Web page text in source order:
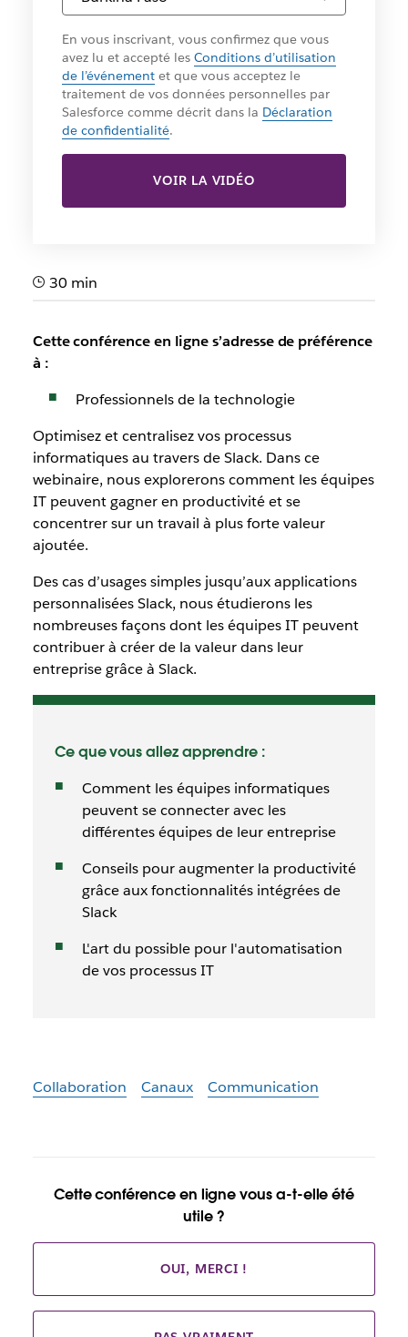
En vous inscrivant, vous confirmez que vous
avez lu et accepté les Conditions d’utilisation
de l’événementet que vous acceptez le
traitement de vos données personnelles par
Salesforce comme décrit dans la Déclaration
de confidentialité.
VOIR LA VIDÉO
30 min
Cette conférence en ligne s’adresse de préférence
à :
Professionnels de la technologie
Optimisez et centralisez vos processus
informatiques au travers de Slack. Dans ce
webinaire, nous explorerons comment les équipes
IT peuvent gagner en productivité et se
concentrer sur un travail à plus forte valeur
ajoutée.
Des cas d’usages simples jusqu’aux applications
personnalisées Slack, nous étudierons les
nombreuses façons dont les équipes IT peuvent
contribuer à créer de la valeur dans leur
entreprise grâce à Slack.
Ce que vous allez apprendre :
Comment les équipes informatiques
peuvent se connecter avec les
différentes équipes de leur entreprise
Conseils pour augmenter la productivité
grâce aux fonctionnalités intégrées de
Slack
L'art du possible pour l'automatisation
de vos processus IT
Collaboration Canaux Communication
Cette conférence en ligne vous a-t-elle été
utile ?
OUI, MERCI !